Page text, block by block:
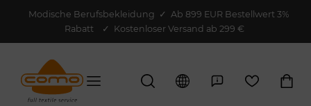
Modische Berufsbekleidung ✓ Ab 899 EUR Bestellwert 3%
Rabatt
✓ Kostenloser Versand ab 299 €